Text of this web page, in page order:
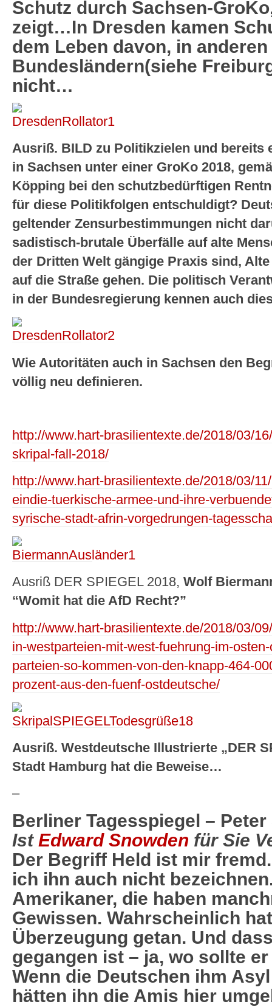
Schutz durch Sachsen-
zeigt…In Dresden kamen
dem Leben davon, in anderen
Bundesländern(siehe
nicht…
Ausriß. BILD zu Politikzielen und bereits
in Sachsen unter einer GroKo 2018,
Köpping bei den schutzbedürftigen
für diese Politikfolgen entschuldigt?
geltender Zensurbestimmungen nicht
sadistisch-brutale Überfälle auf alte
der Dritten Welt gängige Praxis sind,
auf die Straße gehen. Die politisch
in der Bundesregierung kennen auch
Wie Autoritäten auch in Sachsen den
völlig neu definieren.
http://www.hart-brasilientexte.de/2018/03/
skripal-fall-2018/
http://www.hart-brasilientexte.de/2018/03/
eindie-tuerkische-armee-und-ihre-
syrische-stadt-afrin-vorgedrungen-
Ausriß DER SPIEGEL 2018, Wolf
“Womit hat die AfD Recht?”
http://www.hart-brasilientexte.de/2018/03/
in-westparteien-mit-west-fuehrung-im-
parteien-so-kommen-von-den-knapp-464-
prozent-aus-den-fuenf-ostdeutsche/
Ausriß. Westdeutsche Illustrierte „DER
Stadt Hamburg hat die Beweise…
–
Berliner Tagesspiegel –
Ist Edward Snowden für Sie
Der Begriff Held ist mir
ich ihn auch nicht
Amerikaner, die haben
Gewissen. Wahrscheinlich
Überzeugung getan. Und
gegangen ist – ja, wo sollte
Wenn die Deutschen ihm
hätten ihn die Amis hier